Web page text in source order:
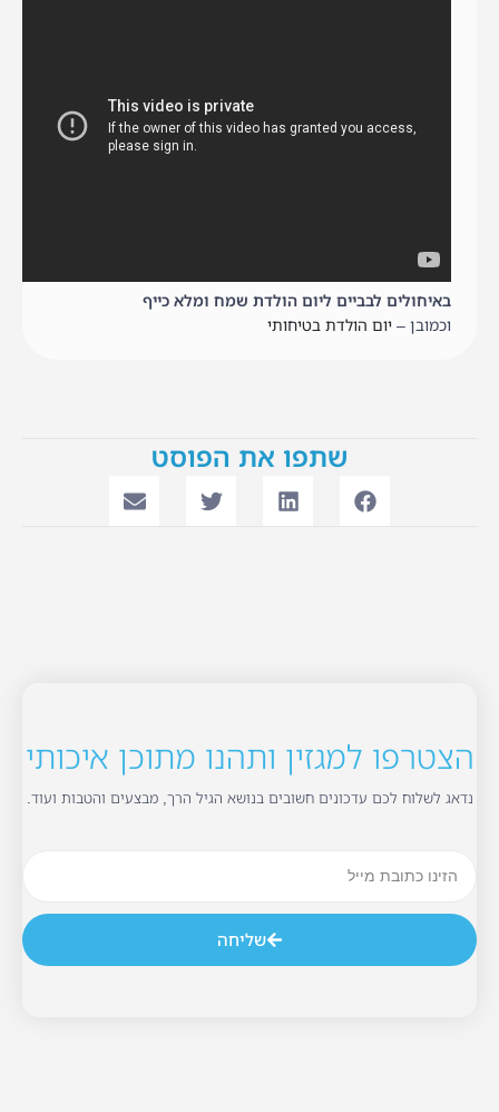
באיחולים לבביים ליום הולדת שמח ומלא כייף
וכמובן – יום הולדת בטיחותי
שתפו את הפוסט
הצטרפו למגזין ותהנו מתוכן איכותי
נדאג לשלוח לכם עדכונים חשובים בנושא הגיל הרך, מבצעים והטבות ועוד.
שליחה